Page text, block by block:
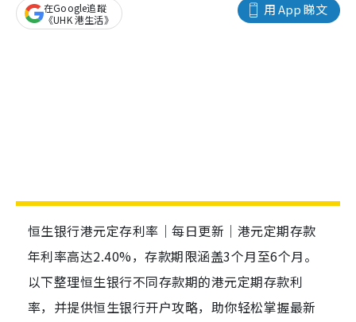
用 App 睇文
在Google追蹤
《UHK 港生活》
恒生银行港元定存利率｜每日更新｜港元定期存款
年利率高达2.40%，存款期限涵盖3个月至6个月。
以下整理恒生银行不同存款期的港元定期存款利
率，并提供恒生银行开户攻略，助你轻松掌握最新